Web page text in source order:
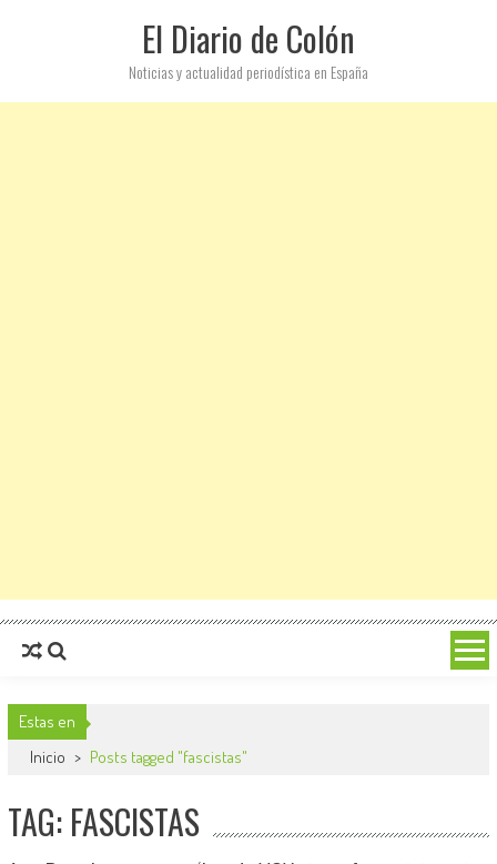
El Diario de Colón
Noticias y actualidad periodística en España
Estas en
Inicio > Posts tagged "fascistas"
TAG: FASCISTAS